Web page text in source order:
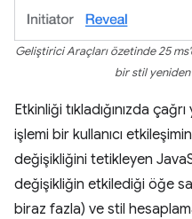
Geliştirici Araçları özetinde 25
bir stil
Etkinliği tıkladığınızda
işlemi bir kullanıcı
değişikliğini tetikleyen
değişikliğin etkilediği öğe
biraz fazla) ve stil